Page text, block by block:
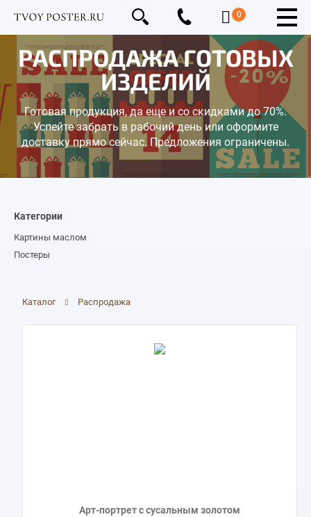
0
РАСПРОДАЖА ГОТОВЫХ
ИЗДЕЛИЙ
Готовая продукция, да еще и со скидками до 70%.
Успейте забрать в рабочий день или оформите
доставку прямо сейчас. Предложения ограничены.
Категории
Картины маслом
Постеры
Каталог Распродажа
Арт-портрет с сусальным золотом